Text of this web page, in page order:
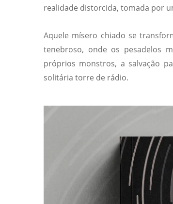
realidade distorcida, tomada por
Aquele mísero chiado se
tenebroso, onde os pesadelos
próprios monstros, a salvação
solitária torre de rádio.